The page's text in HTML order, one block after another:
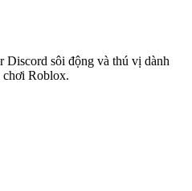
Discord sôi động và thú vị dành
chơi Roblox.